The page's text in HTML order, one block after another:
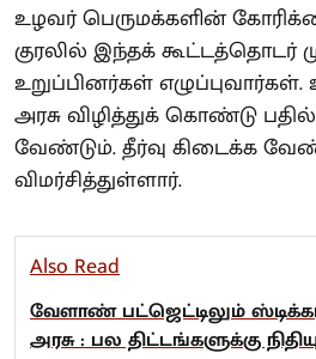
உழவர் பெருமக்களின்
குரலில் இந்தக் கூட்டத்தொடர்
உறுப்பினர்கள் எழுப்புவார்கள்.
அரசு விழித்துக் கொண்டு
வேண்டும். தீர்வு கிடைக்க
விமர்சித்துள்ளார்.
Also Read
வேளாண் பட்ஜெட்டிலும்
அரசு : பல திட்டங்களுக்கு